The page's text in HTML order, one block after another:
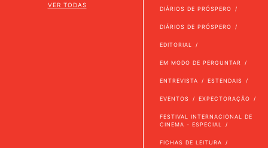
VER TODAS
DIÁRIOS DE PRÓSPERO
DIÁRIOS DE PRÓSPERO
EDITORIAL
EM MODO DE PERGUNTAR
ENTREVISTA ESTENDAIS
EVENTOS EXPECTORAÇÃO
FESTIVAL INTERNACIONAL DE
CINEMA - ESPECIAL
FICHAS DE LEITURA